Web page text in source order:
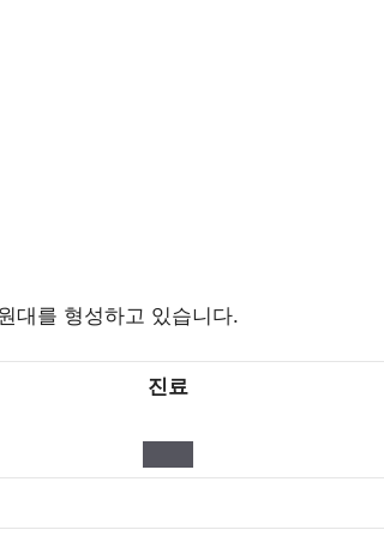
대를 형성하고 있습니다.
진료